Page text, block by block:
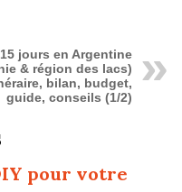
15 jours en Argentine
& région des lacs)
bilan, budget,
guide, conseils (1/2)
pour votre